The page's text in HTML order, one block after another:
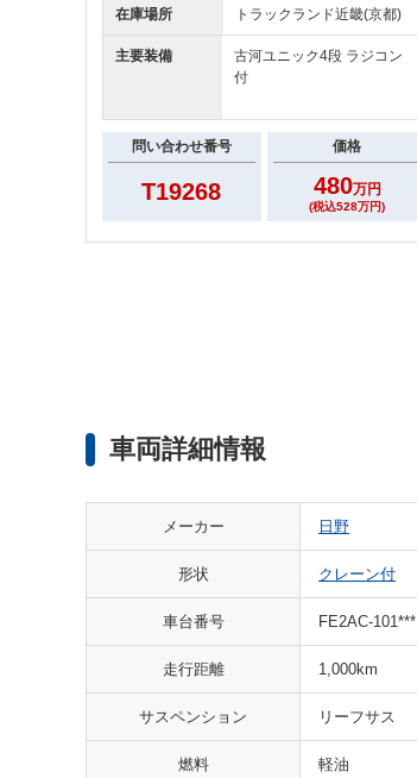
在庫場所 トラックランド近畿(京都)
主要装備
古河ユニック4段 ラジコン
付
問い合わせ番号
T19268
価格
480万円
(税込528万円)
車両詳細情報
メーカー 日野
形状 クレーン付
車台番号 FE2AC-101***
走行距離 1,000km
サスペンション リーフサス
燃料 軽油